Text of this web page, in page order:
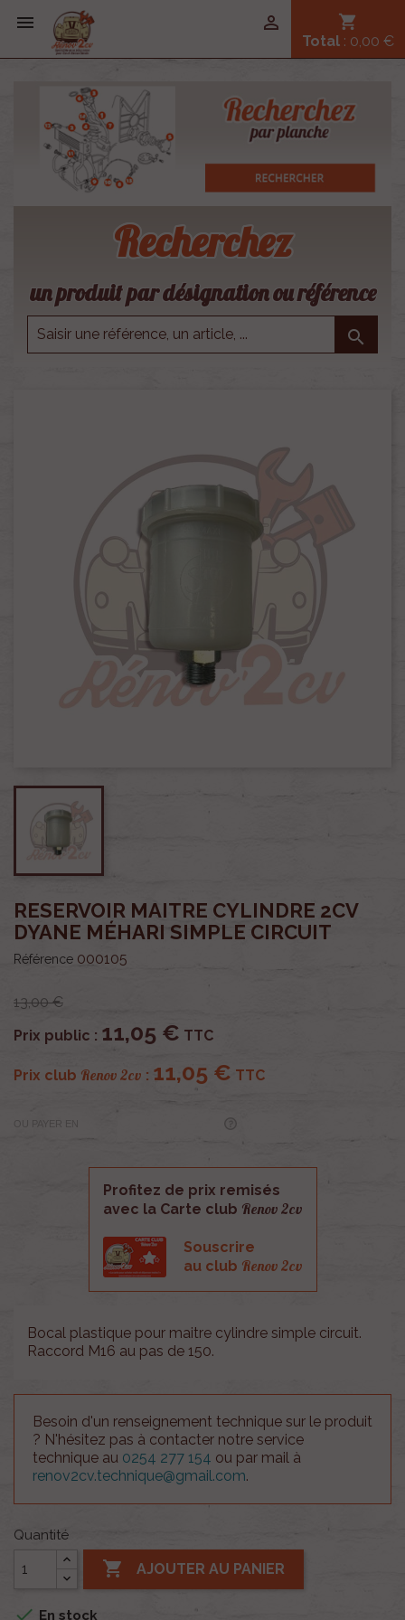
 shopping_cart
Total : 0,00 €

Recherchez
un produit par désignation ou référence

RESERVOIR MAITRE CYLINDRE 2CV
DYANE MÉHARI SIMPLE CIRCUIT
Référence 000105
13,00 €
Prix public : 11,05 € TTC
Prix club Renov 2cv : 11,05 € TTC
OU PAYER EN
Profitez de prix remisés
avec la Carte club Renov 2cv
Souscrire
au club Renov 2cv
Bocal plastique pour maitre cylindre simple circuit.
Raccord M16 au pas de 150.
Besoin d'un renseignement technique sur le produit
? N'hésitez pas à contacter notre service
technique au 0254 277 154 ou par mail à
renov2cv.technique@gmail.com.
Quantité
 AJOUTER AU PANIER
 En stock